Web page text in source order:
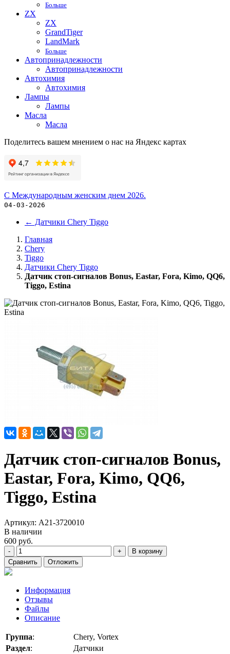
Больше
ZX
ZX
GrandTiger
LandMark
Больше
Автопринадлежности
Автопринадлежности
Автохимия
Автохимия
Лампы
Лампы
Масла
Масла
Поделитесь вашем мнением о нас на Яндекс картах
С Международным женским днем 2026.
04-03-2026
← Датчики Chery Tiggo
Главная
Chery
Tiggo
Датчики Chery Tiggo
Датчик стоп-сигналов Bonus, Eastar, Fora, Kimo, QQ6,
Tiggo, Estina
Датчик стоп-сигналов Bonus,
Eastar, Fora, Kimo, QQ6,
Tiggo, Estina
Артикул: A21-3720010
В наличии
600 руб.
- +
В корзину
Сравнить
Отложить
Информация
Отзывы
Файлы
Описание
Группа:
Chery, Vortex
Раздел:
Датчики